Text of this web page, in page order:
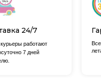
24/7
работают
7 дней